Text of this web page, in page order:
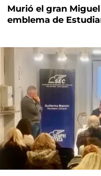
Murió el gran
emblema de